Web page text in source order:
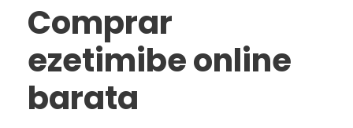
Comprar
ezetimibe online
barata